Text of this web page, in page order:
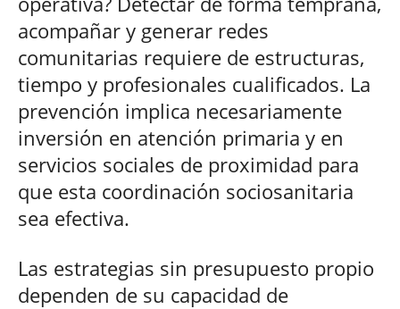
acompañar y generar redes
comunitarias requiere de estructuras,
tiempo y profesionales cualificados. La
prevención implica necesariamente
inversión en atención primaria y en
servicios sociales de proximidad para
que esta coordinación sociosanitaria
sea efectiva.
Las estrategias sin presupuesto propio
dependen de su capacidad de